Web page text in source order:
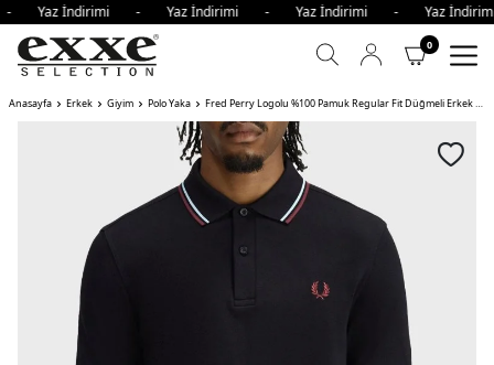
Yaz İndirimi - Yaz İndirimi - Yaz İndirimi - Yaz
0
Anasayfa Erkek Giyim Polo Yaka Fred Perry Logolu %100 Pamuk Regular Fit Düğmeli Erkek Polo